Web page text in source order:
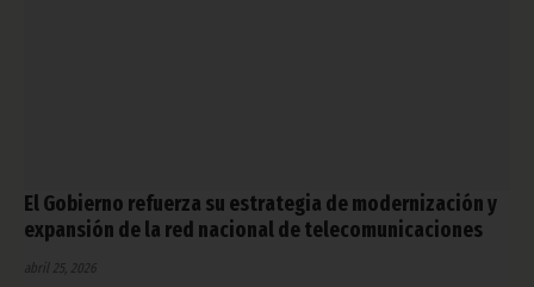
El Gobierno refuerza su estrategia de modernización y
expansión de la red nacional de telecomunicaciones
abril 25, 2026